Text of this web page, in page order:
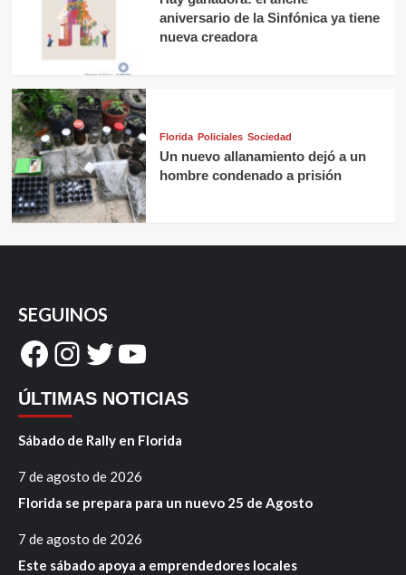
aniversario de la Sinfónica ya tiene
nueva creadora
Florida Policiales Sociedad
Un nuevo allanamiento dejó a un
hombre condenado a prisión
SEGUINOS
Facebook
Instagram
Twitter
YouTube
ÚLTIMAS NOTICIAS
Sábado de Rally en Florida
7 de agosto de 2026
Florida se prepara para un nuevo 25 de Agosto
7 de agosto de 2026
Este sábado apoya a emprendedores locales